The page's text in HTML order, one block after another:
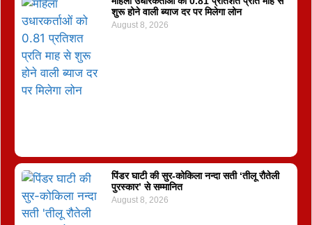
शुरू होने वाली ब्याज दर पर मिलेगा लोन
August 8, 2026
पिंडर घाटी की सुर-कोकिला नन्दा सती ‘तीलू रौतेली
पुरस्कार’ से सम्मानित
August 8, 2026